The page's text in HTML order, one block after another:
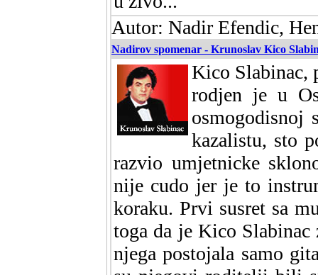
Autor: Nadir Efendic,
Nadirov spomenar - Krunoslav Kico
Kico Slabinac,
rodjen je u
osmogodisnoj
kazalistu, sto
razvio umjetnicke
nije cudo jer je to
koraku. Prvi susret sa
toga da je Kico
njega postojala samo